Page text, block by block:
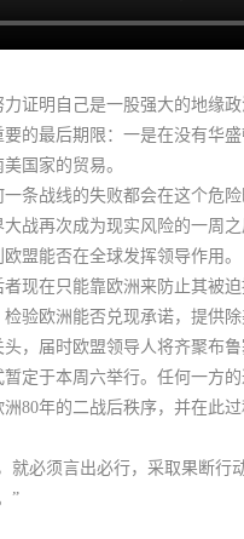
证明自己是一股强大的地缘政
的最后期限：一是在没有华
国家的贸易。
一条战线的失败都会在这个危
战再次成为现实风险的一周
盟能否在全球发挥领导作用。
现在只能靠欧洲来防止其被
验欧洲能否兑现承诺，提供除
头，届时欧盟领导人将齐聚布
定于本周六举行。任何一方
80年的二战后秩序，并在此过
必须言出必行，采取果断行
”